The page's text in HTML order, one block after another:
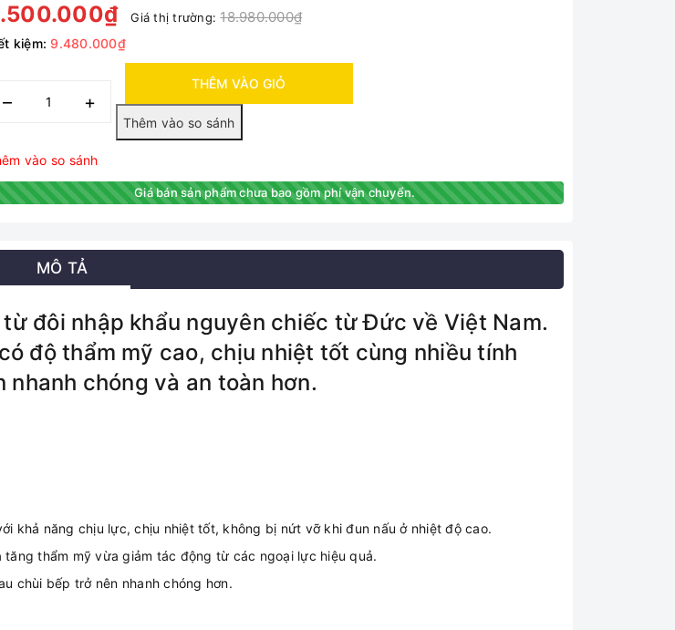
Giá thị trường:18.980.000₫
kiệm: 9.480.000₫
– +
THÊM VÀO GIỎ
vào so sánh
Giá bán sản phẩm chưa bao gồm phí vận chuyển.
MÔ TẢ
đôi nhập khẩu nguyên chiếc từ Đức về Việt Nam.
độ thẩm mỹ cao, chịu nhiệt tốt cùng nhiều tính
chóng và an toàn hơn.
khả năng chịu lực, chịu nhiệt tốt, không bị nứt vỡ khi đun nấu ở nhiệt độ cao.
thẩm mỹ vừa giảm tác động từ các ngoại lực hiệu quả.
chùi bếp trở nên nhanh chóng hơn.